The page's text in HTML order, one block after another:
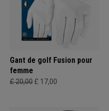
Gant de golf Fusion pour
femme
£ 20,00 £ 17,00